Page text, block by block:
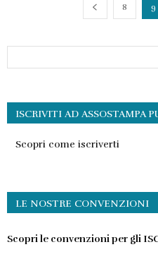
8 9
ISCRIVITI AD ASSOSTAMPA
Scopri come iscriverti
LE NOSTRE CONVENZIONI
Scopri le convenzioni per gli